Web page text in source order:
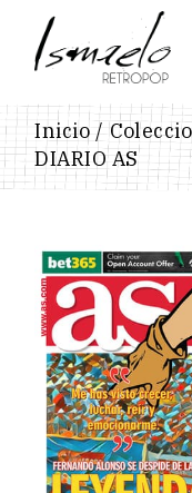
content
Inicio
DIARIO AS